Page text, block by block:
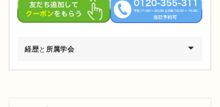
経歴と 所属学会